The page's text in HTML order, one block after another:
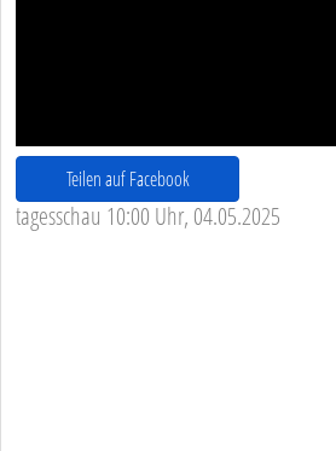
Teilen auf Facebook
tagesschau 10:00 Uhr, 04.05.2025